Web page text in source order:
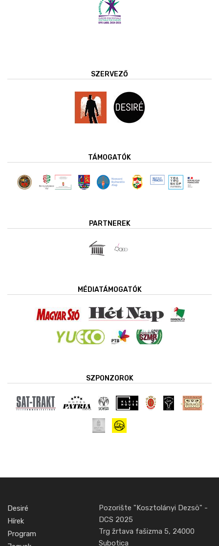
SZERVEZŐ
TÁMOGATÓK
PARTNEREK
MÉDIATÁMOGATÓK
SZPONZOROK
Desiré
Hírek
Program
Pozorište "Kosztolányi Dezsö" -
DCS 2025
Trg žrtava fašizma 5, 24000
Subotica